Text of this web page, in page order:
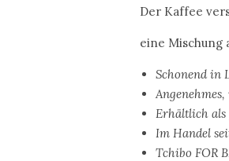
Der Kaffee
eine Mischung
Schonend in
Erhältlich als
Im Handel
Tchibo FOR